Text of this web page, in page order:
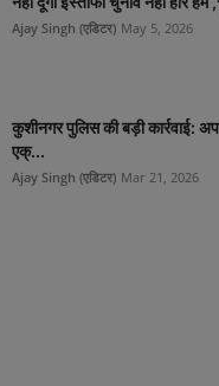
Ajay Singh (एडिटर) May 5, 2026
कुशीनगर पुलिस की बड़ी कार्रवाई:
एक्...
Ajay Singh (एडिटर) Mar 21, 2026